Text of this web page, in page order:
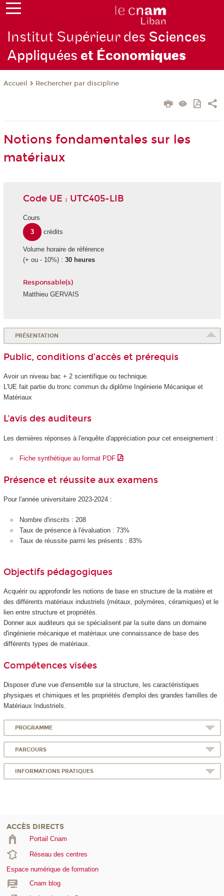
Institut Supérieur des Sciences
Appliquéeset Économiques
Accueil Rechercher par discipline
Notions fondamentales sur les
matériaux
Code UE : UTC405-LIB
Cours
3
crédits
Volume horaire de référence
(+ ou - 10%) : 30 heures
Responsable(s)
Matthieu GERVAIS
PRÉSENTATION
Public, conditions d’accès et prérequis
Avoir un niveau bac + 2 scientifique ou technique.
L'UE fait partie du tronc commun du diplôme Ingénierie Mécanique et
Matériaux
L'avis des auditeurs
Les dernières réponses à l'enquête d'appréciation pour cet enseignement :
Fiche synthétique au format PDF
Présence et réussite aux examens
Pour l'année universitaire 2023-2024 :
Nombre d'inscrits : 208
Taux de présence à l'évaluation : 73%
Taux de réussite parmi les présents : 83%
Objectifs pédagogiques
Acquérir ou approfondir les notions de base en structure de la matière et
des différents matériaux industriels (métaux, polymères, céramiques) et le
lien entre structure et propriétés.
Donner aux auditeurs qui se spécialisent par la suite dans un domaine
d'ingénierie mécanique et matériaux une connaissance de base des
différents types de matériaux.
Compétences visées
Disposer d'une vue d'ensemble sur la structure, les caractéristiques
physiques et chimiques et les propriétés d'emploi des grandes familles de
Matériaux Industriels.
PROGRAMME
PARCOURS
INFORMATIONS PRATIQUES
ACCÈS DIRECTS
Portail Cnam
Réseau des centres
Espace numérique de formation
Cnam blog